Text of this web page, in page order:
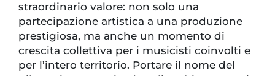
straordinario valore: non solo una
partecipazione artistica a una produzione
prestigiosa, ma anche un momento di
crescita collettiva per i musicisti coinvolti e
per l’intero territorio. Portare il nome del